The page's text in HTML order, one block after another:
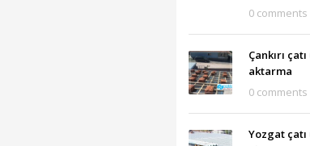
0 comments
Çankırı
aktarma
0 comments
Yozgat çatı